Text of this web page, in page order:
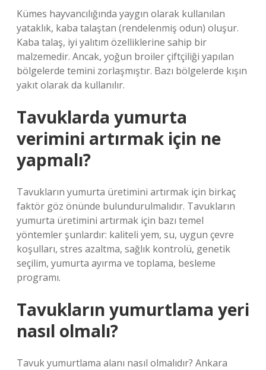
Kümes hayvancılığında yaygın olarak kullanılan
yataklık, kaba talaştan (rendelenmiş odun) oluşur.
Kaba talaş, iyi yalıtım özelliklerine sahip bir
malzemedir. Ancak, yoğun broiler çiftçiliği yapılan
bölgelerde temini zorlaşmıştır. Bazı bölgelerde kışın
yakıt olarak da kullanılır.
Tavuklarda yumurta
verimini artırmak için ne
yapmalı?
Tavukların yumurta üretimini artırmak için birkaç
faktör göz önünde bulundurulmalıdır. Tavukların
yumurta üretimini artırmak için bazı temel
yöntemler şunlardır: kaliteli yem, su, uygun çevre
koşulları, stres azaltma, sağlık kontrolü, genetik
seçilim, yumurta ayırma ve toplama, besleme
programı.
Tavukların yumurtlama yeri
nasıl olmalı?
Tavuk yumurtlama alanı nasıl olmalıdır? Ankara